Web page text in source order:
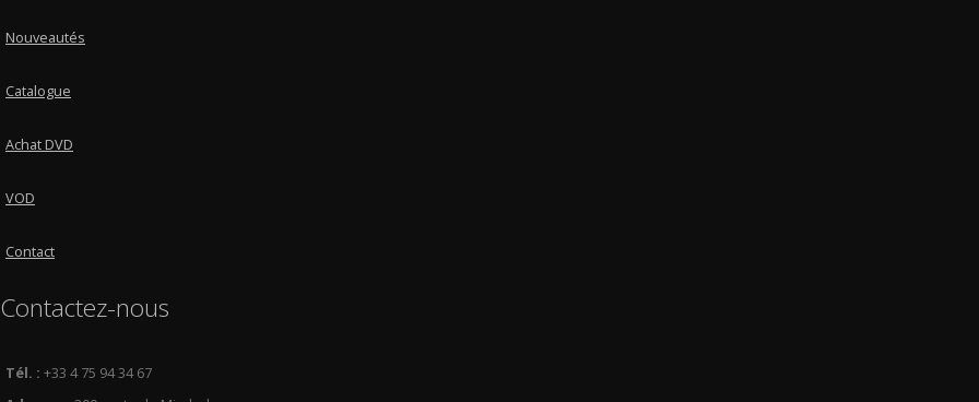
Nouveautés
Catalogue
Achat DVD
VOD
Contact
Contactez-nous
Tél. : +33 4 75 94 34 67